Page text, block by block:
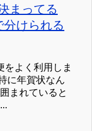
まってる
けられる
をよく利用しま
に年賀状なん
まれていると